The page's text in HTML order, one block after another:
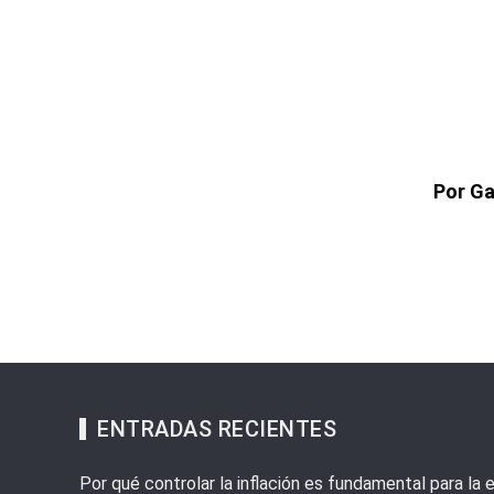
Por
ENTRADAS RECIENTES
Por qué controlar la inflación es fundamental para la